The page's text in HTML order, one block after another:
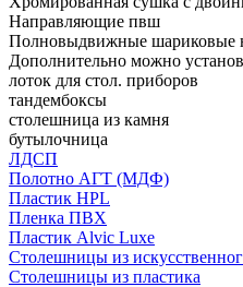
Направляющие пвш
Полновыдвижные шариковые
Дополнительно можно
лоток для стол. приборов
тандембоксы
столешница из камня
бутылочница
ЛДСП
Полотно АГТ (МДФ)
Пластик HPL
Пленка ПВХ
Пластик Alvic Luxe
Столешницы из
Столешницы из пластика